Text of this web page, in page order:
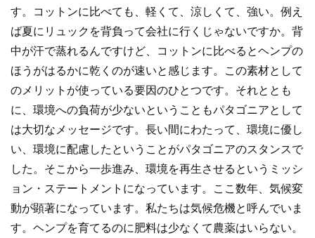
す。コットンに比べても、軽くて、涼しくて、強い。例え
ば夏にリュックを背負って会社に行くじゃないですか。背
中が汗で蒸れるんですけど、コットンに比べるとヘンプの
ほうがはるかに乾くのが速いと感じます。この素材として
のメリットが使っている要因のひとつです。それととも
に、環境への負荷が少ないということもパタゴニアとして
は大切なメッセージです。長い間にわたって、環境に優し
い、環境に配慮したということがパタゴニアのスタンスで
した。そこから一歩進み、環境を再生させるというミッシ
ョン・ステートメントになっています。ここ数年、気候変
動が顕著になっています。私たちは気候危機と呼んでいま
す。ヘンプを育てるのに肥料は少なくて農薬はいらない。